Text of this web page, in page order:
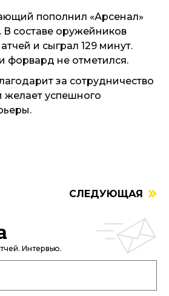
пополнил «Арсенал»
составе оружейников
и сыграл 129 минут.
форвард не отметился.
за сотрудничество
желает успешного
СЛЕДУЮЩАЯ
Интервью.